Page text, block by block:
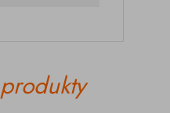
produkty